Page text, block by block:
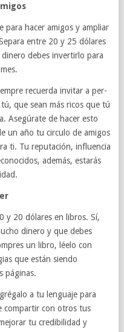
para hacer ami­gos y ampliar
entre 20 y 25 dólares
debes inver­tirlo para
recuerda invi­tar a per­
que sean más ricos que tú
Asegúrate de hacer esto
un año tu cir­culo de ami­gos
ti. Tu rep­utación, influ­en­cia
además, estarás
y 20 dólares en libros. Sí,
dinero y que debes
un libro, léelo con
que están siendo
páginas.
a tu lenguaje para
com­par­tir con otros tus
tu cred­i­bil­i­dad y